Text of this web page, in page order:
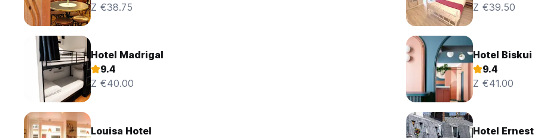
Z €38.75
Z €39.50
Hotel Madrigal
9.4
Z €40.00
Hotel Biskui
9.4
Z €41.00
Louisa Hotel
Hotel Ernest